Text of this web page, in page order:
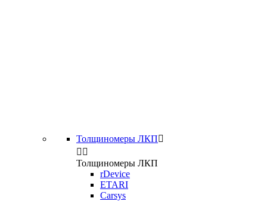
Толщиномеры ЛКП
 
Толщиномеры ЛКП
rDevice
ETARI
Carsys